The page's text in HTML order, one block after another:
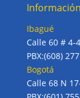
Ibagué
Calle 60 # 4-
PBX:(608)
Bogotá
Calle 68 N